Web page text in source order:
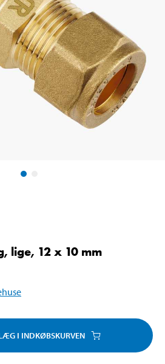
lige, 12 x 10 mm
I INDKØBSKURVEN